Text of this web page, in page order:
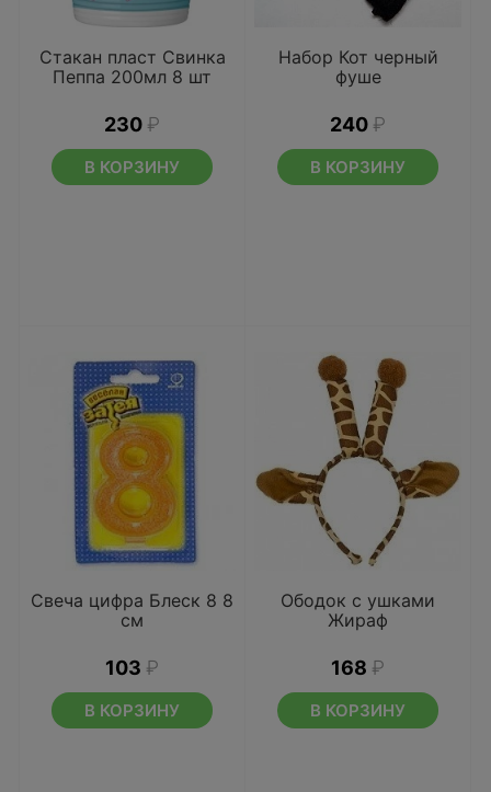
Стакан пласт Свинка
Пеппа 200мл 8 шт
230 ₽
В КОРЗИНУ
Набор Кот черный
фуше
240 ₽
В КОРЗИНУ
Свеча цифра Блеск 8 8
см
103 ₽
В КОРЗИНУ
Ободок с ушками
Жираф
168 ₽
В КОРЗИНУ